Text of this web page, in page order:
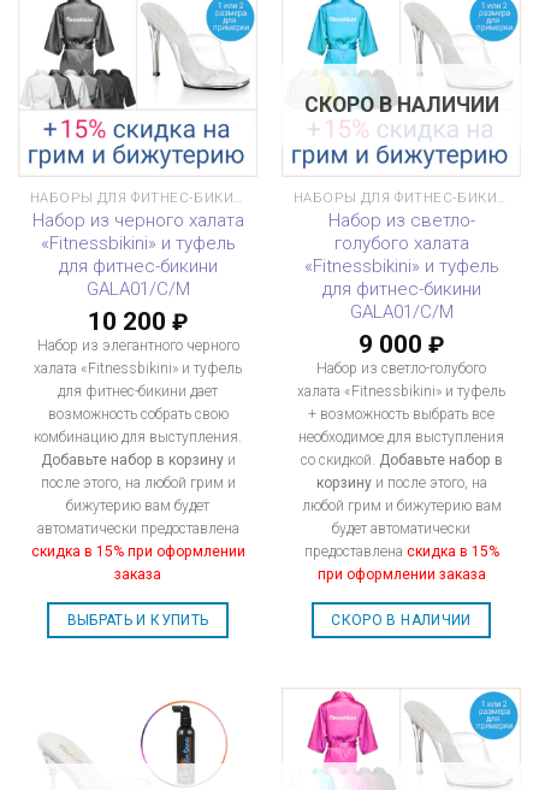
НАБОРЫ ДЛЯ ФИТНЕС-БИКИНИ
Набор из черного халата
«Fitnessbikini» и туфель
для фитнес-бикини
GALA01/C/M
10 200 ₽
Набор из элегантного черного
халата «Fitnessbikini» и туфель
для фитнес-бикини дает
возможность собрать свою
комбинацию для выступления.
Добавьте набор в корзинуи
после этого, на любой грим и
бижутерию вам будет
автоматически предоставлена
скидка в 15% при оформлении
заказа
ВЫБРАТЬ И КУПИТЬ
СКОРО В НАЛИЧИИ
НАБОРЫ ДЛЯ ФИТНЕС-БИКИНИ
Набор из светло-
голубого халата
«Fitnessbikini» и туфель
для фитнес-бикини
GALA01/C/M
9 000 ₽
Набор из светло-голубого
халата «Fitnessbikini» и туфель
+ возможность выбрать все
необходимое для выступления
со скидкой. Добавьте набор в
корзинуи после этого, на
любой грим и бижутерию вам
будет автоматически
предоставлена скидка в 15%
при оформлении заказа
СКОРО В НАЛИЧИИ